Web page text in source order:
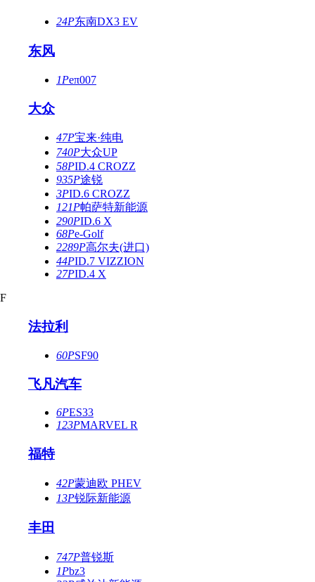
24P东南DX3 EV
东风
1Peπ007
大众
47P宝来·纯电
740P大众UP
58PID.4 CROZZ
935P途锐
3PID.6 CROZZ
121P帕萨特新能源
290PID.6 X
68Pe-Golf
2289P高尔夫(进口)
44PID.7 VIZZION
27PID.4 X
F
法拉利
60PSF90
飞凡汽车
6PES33
123PMARVEL R
福特
42P蒙迪欧 PHEV
13P锐际新能源
丰田
747P普锐斯
1Pbz3